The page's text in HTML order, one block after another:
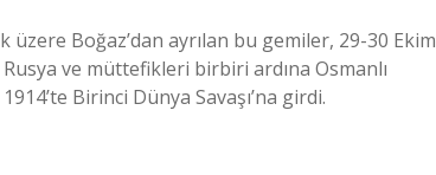
üzere Boğaz’dan ayrılan bu gemiler, 29-30 Ekim
ve müttefikleri birbiri ardına Osmanlı
Birinci Dünya Savaşı’na girdi.